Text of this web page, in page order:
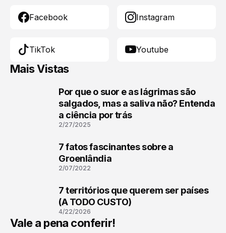
Facebook Instagram
TikTok Youtube
Mais Vistas
Por que o suor e as lágrimas são
salgados, mas a saliva não? Entenda
a ciência por trás
2/27/2025
7 fatos fascinantes sobre a
Groenlândia
2/07/2022
7 territórios que querem ser países
(A TODO CUSTO)
4/22/2026
Vale a pena conferir!